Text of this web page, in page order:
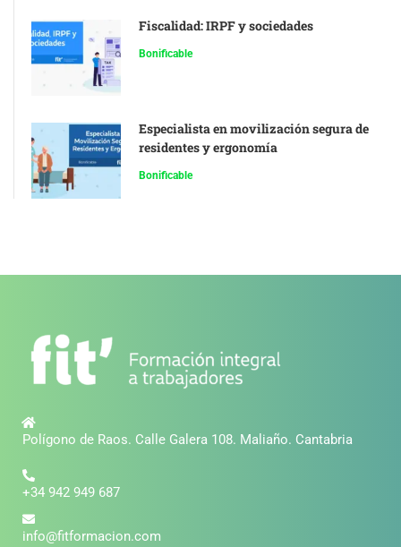
Fiscalidad: IRPF y sociedades
Bonificable
Especialista en movilización segura de
residentes y ergonomía
Bonificable
Polígono de Raos. Calle Galera 108. Maliaño. Cantabria
+34 942 949 687
info@fitformacion.com